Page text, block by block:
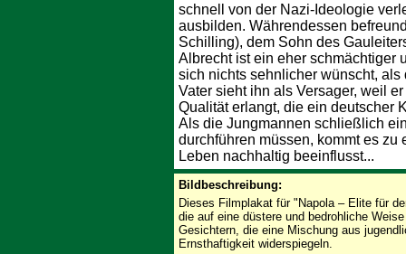
schnell von der Nazi-Ideologie
ausbilden. Währendessen
Schilling), dem Sohn des
Albrecht ist ein eher schmächtiger
sich nichts sehnlicher wünscht,
Vater sieht ihn als Versager, weil
Qualität erlangt, die ein deutscher
Als die Jungmannen schließlich
durchführen müssen, kommt es
Leben nachhaltig beeinflusst...
Bildbeschreibung:
Dieses Filmplakat für "Napola – Elite für
die auf eine düstere und bedrohliche
Gesichtern, die eine Mischung aus
Ernsthaftigkeit widerspiegeln.